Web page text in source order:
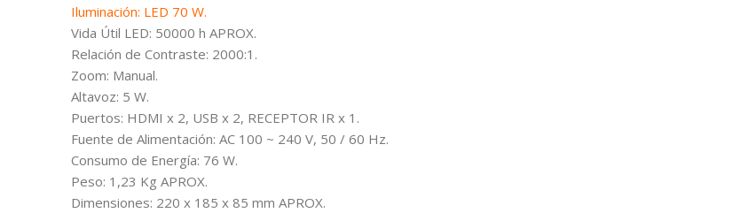
Iluminación: LED 70 W.
Vida Útil LED: 50000 h APROX.
Relación de Contraste: 2000:1.
Zoom: Manual.
Altavoz: 5 W.
Puertos: HDMI x 2, USB x 2, RECEPTOR IR x 1.
Fuente de Alimentación: AC 100 ~ 240 V, 50 / 60 Hz.
Consumo de Energía: 76 W.
Peso: 1,23 Kg APROX.
Dimensiones: 220 x 185 x 85 mm APROX.